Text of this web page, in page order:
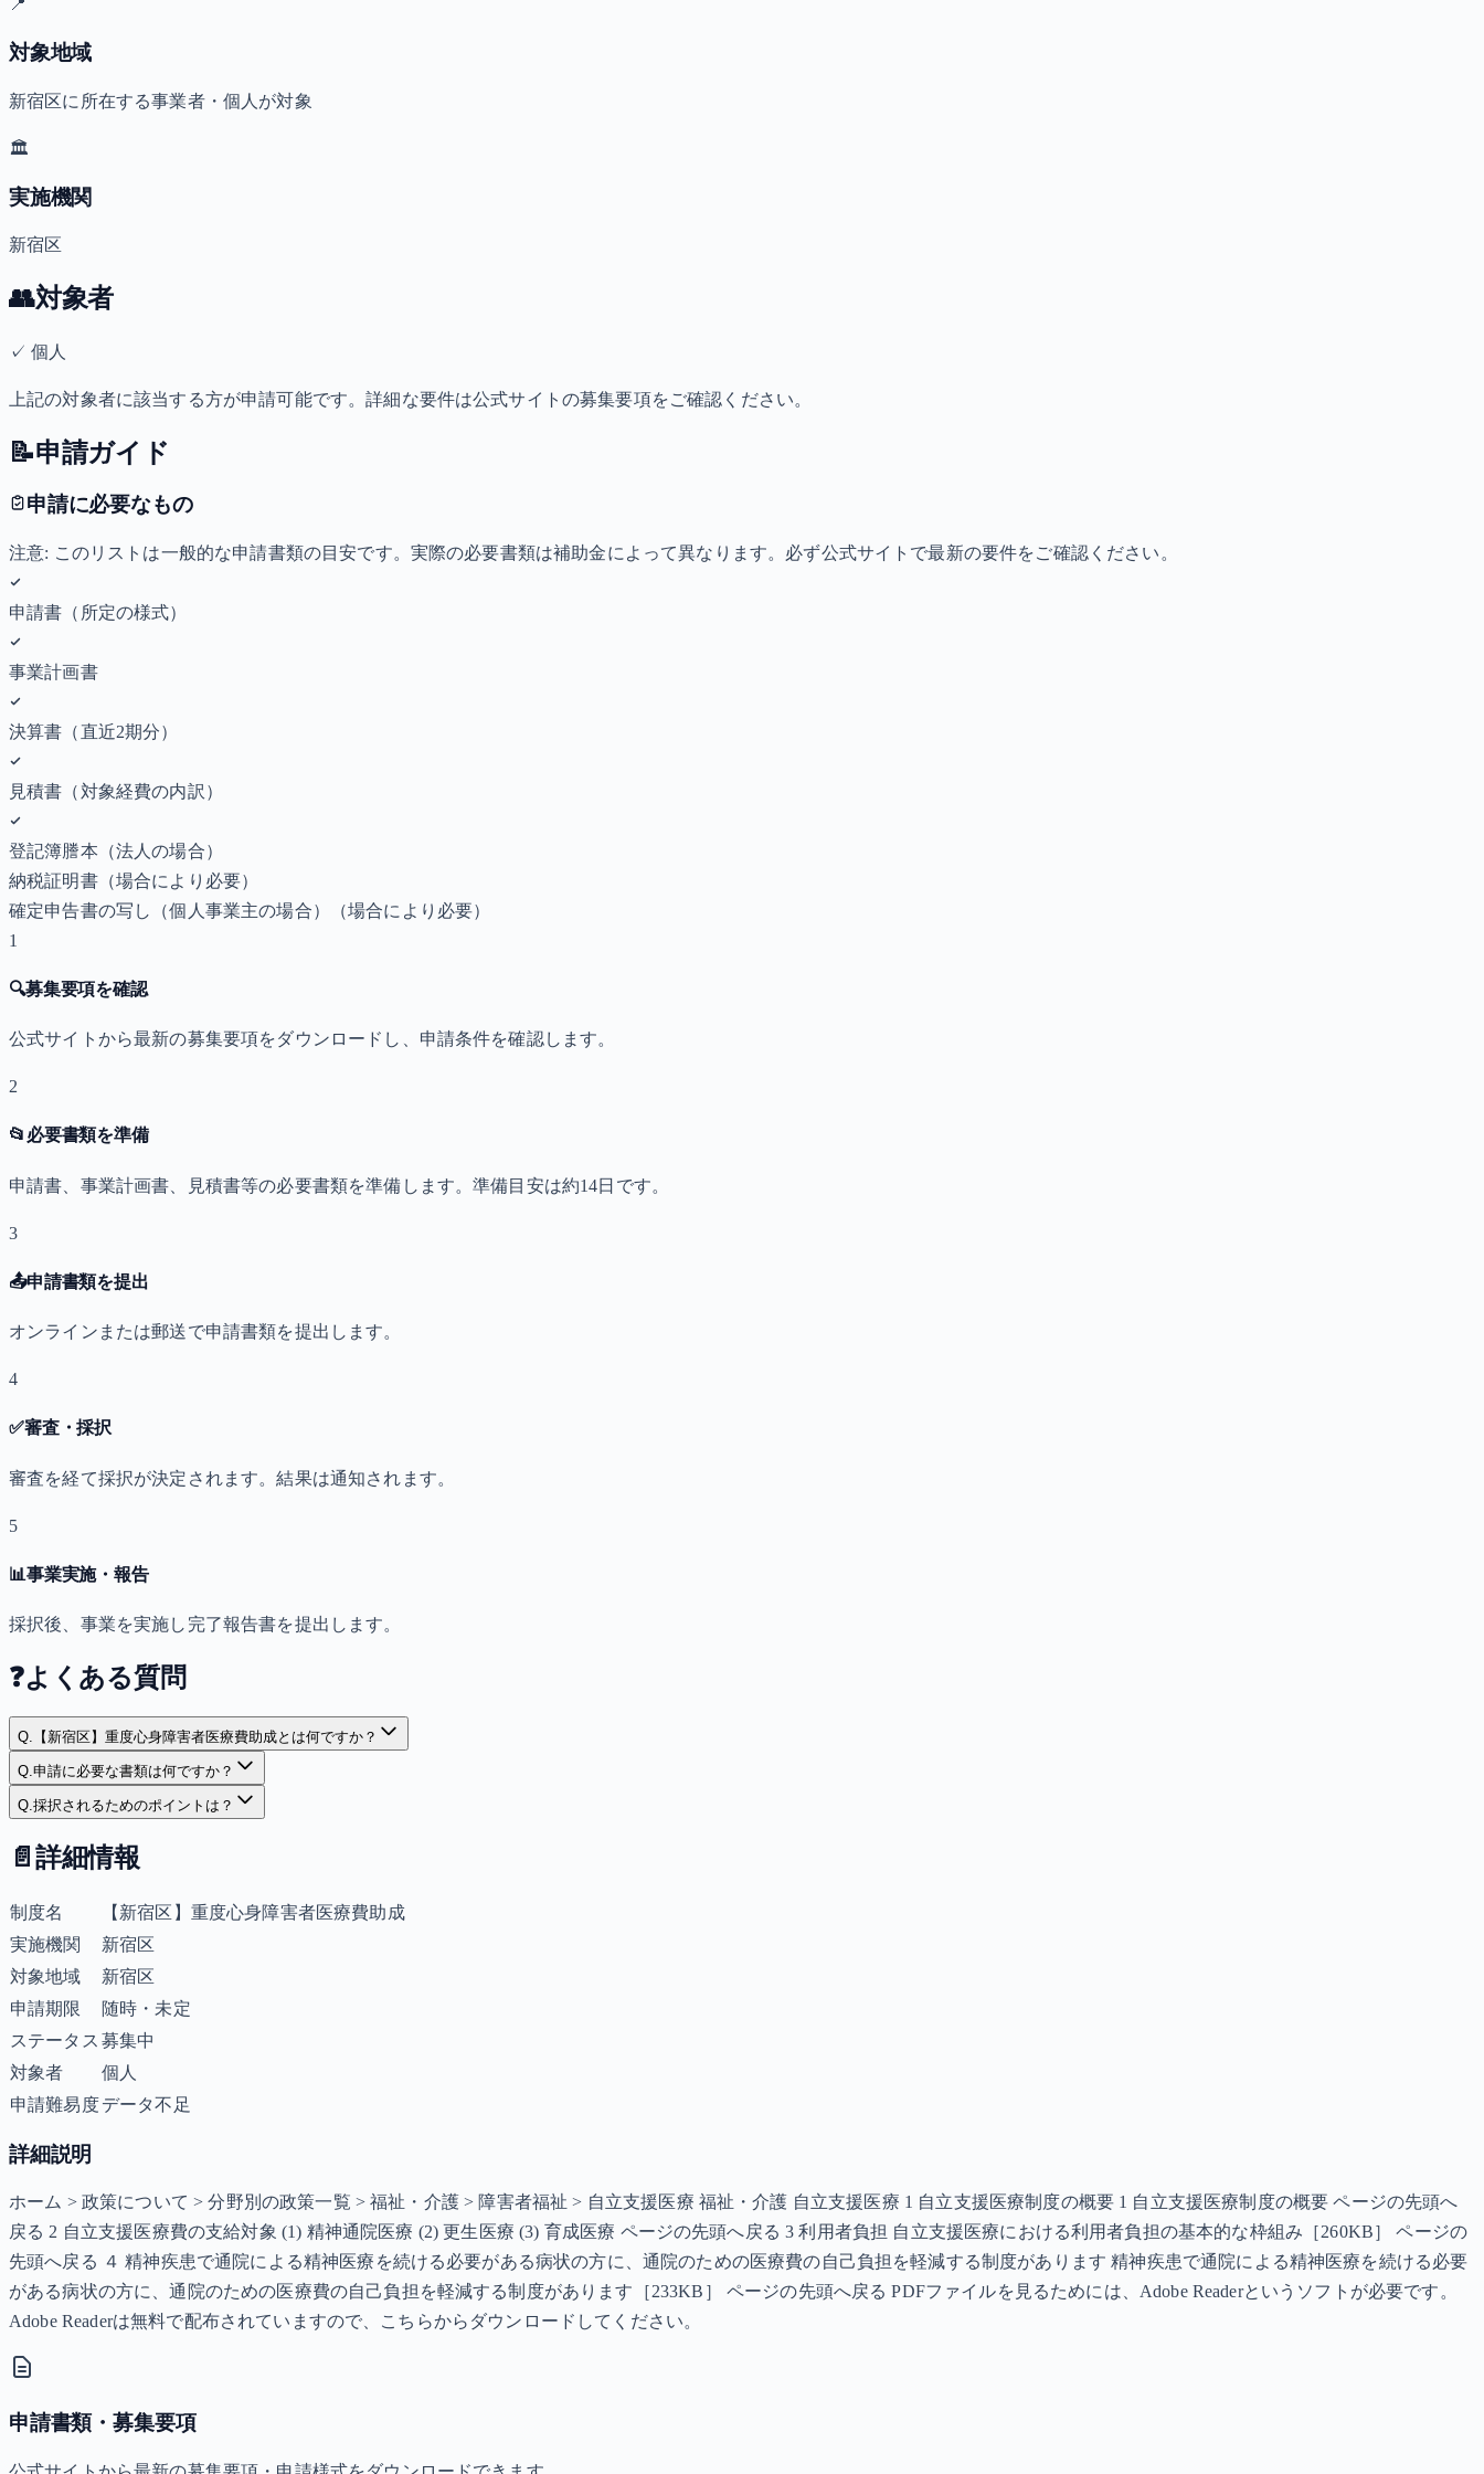
📍
対象地域
新宿区に所在する事業者・個人が対象
🏛️
実施機関
新宿区
👥対象者
✓個人
上記の対象者に該当する方が申請可能です。詳細な要件は公式サイトの募集要項をご確認ください。
📝申請ガイド
申請に必要なもの
注意: このリストは一般的な申請書類の目安です。実際の必要書類は補助金によって異なります。必ず公式サイトで最新の要件をご確認ください。
申請書（所定の様式）
事業計画書
決算書（直近2期分）
見積書（対象経費の内訳）
登記簿謄本（法人の場合）
納税証明書（場合により必要）
確定申告書の写し（個人事業主の場合）
（場合により必要）
1
🔍募集要項を確認
公式サイトから最新の募集要項をダウンロードし、申請条件を確認します。
2
📂 必要書類を準備
申請書、事業計画書、見積書等の必要書類を準備します。準備目安は約14日です。
3
📤申請書類を提出
オンラインまたは郵送で申請書類を提出します。
4
✅審査・採択
審査を経て採択が決定されます。結果は通知されます。
5
📊事業実施・報告
採択後、事業を実施し完了報告書を提出します。
❓よくある質問
Q. 【新宿区】重度心身障害者医療費助成とは何ですか？
Q.申請に必要な書類は何ですか？
Q.採択されるためのポイントは？
📄 詳細情報
制度名
【新宿区】重度心身障害者医療費助成
実施機関
新宿区
対象地域
新宿区
申請期限
随時・未定
ステータス 募集中
対象者
個人
申請難易度データ不足
詳細説明
ホーム > 政策について > 分野別の政策一覧 > 福祉・介護 > 障害者福祉 > 自立支援医療 福祉・介護 自立支援医療 1 自立支援医療制度の概要 1 自立支援医療制度の概要 ページの先頭へ
戻る 2 自立支援医療費の支給対象 (1) 精神通院医療 (2) 更生医療 (3) 育成医療 ページの先頭へ戻る 3 利用者負担 自立支援医療における利用者負担の基本的な枠組み［260KB］ ページの
先頭へ戻る ４ 精神疾患で通院による精神医療を続ける必要がある病状の方に、通院のための医療費の自己負担を軽減する制度があります 精神疾患で通院による精神医療を続ける必要
がある病状の方に、通院のための医療費の自己負担を軽減する制度があります［233KB］ ページの先頭へ戻る PDFファイルを見るためには、Adobe Readerというソフトが必要です。
Adobe Readerは無料で配布されていますので、こちらからダウンロードしてください。
申請書類・募集要項